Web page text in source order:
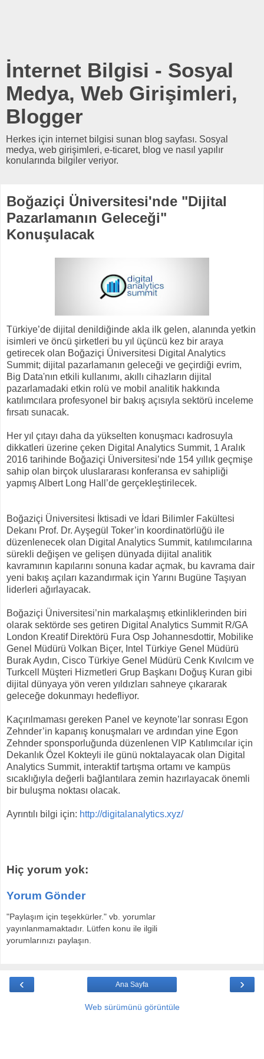
İnternet Bilgisi - Sosyal
Medya, Web Girişimleri,
Blogger
Herkes için internet bilgisi sunan blog sayfası. Sosyal
medya, web girişimleri, e-ticaret, blog ve nasıl yapılır
konularında bilgiler veriyor.
Boğaziçi Üniversitesi'nde "Dijital
Pazarlamanın Geleceği"
Konuşulacak
Türkiye’de dijital denildiğinde akla ilk gelen, alanında yetkin
isimleri ve öncü şirketleri bu yıl üçüncü kez bir araya
getirecek olan Boğaziçi Üniversitesi Digital Analytics
Summit; dijital pazarlamanın geleceği ve geçirdiği evrim,
Big Data'nın etkili kullanımı, akıllı cihazların dijital
pazarlamadaki etkin rolü ve mobil analitik hakkında
katılımcılara profesyonel bir bakış açısıyla sektörü inceleme
fırsatı sunacak.
Her yıl çıtayı daha da yükselten konuşmacı kadrosuyla
dikkatleri üzerine çeken Digital Analytics Summit, 1 Aralık
2016 tarihinde Boğaziçi Üniversitesi’nde 154 yıllık geçmişe
sahip olan birçok uluslararası konferansa ev sahipliği
yapmış Albert Long Hall’de gerçekleştirilecek.
Boğaziçi Üniversitesi İktisadi ve İdari Bilimler Fakültesi
Dekanı Prof. Dr. Ayşegül Toker’in koordinatörlüğü ile
düzenlenecek olan Digital Analytics Summit, katılımcılarına
sürekli değişen ve gelişen dünyada dijital analitik
kavramının kapılarını sonuna kadar açmak, bu kavrama dair
yeni bakış açıları kazandırmak için Yarını Bugüne Taşıyan
liderleri ağırlayacak.
Boğaziçi Üniversitesi’nin markalaşmış etkinliklerinden biri
olarak sektörde ses getiren Digital Analytics Summit R/GA
London Kreatif Direktörü Fura Osp Johannesdottir, Mobilike
Genel Müdürü Volkan Biçer, Intel Türkiye Genel Müdürü
Burak Aydın, Cisco Türkiye Genel Müdürü Cenk Kıvılcım ve
Turkcell Müşteri Hizmetleri Grup Başkanı Doğuş Kuran gibi
dijital dünyaya yön veren yıldızları sahneye çıkararak
geleceğe dokunmayı hedefliyor.
Kaçırılmaması gereken Panel ve keynote’lar sonrası Egon
Zehnder’in kapanış konuşmaları ve ardından yine Egon
Zehnder sponsporluğunda düzenlenen VIP Katılımcılar için
Dekanlık Özel Kokteyli ile günü noktalayacak olan Digital
Analytics Summit, interaktif tartışma ortamı ve kampüs
sıcaklığıyla değerli bağlantılara zemin hazırlayacak önemli
bir buluşma noktası olacak.
Ayrıntılı bilgi için: http://digitalanalytics.xyz/
Hiç yorum yok:
Yorum Gönder
"Paylaşım için teşekkürler." vb. yorumlar
yayınlanmamaktadır. Lütfen konu ile ilgili
yorumlarınızı paylaşın.
‹ ›
Ana Sayfa
Web sürümünü görüntüle